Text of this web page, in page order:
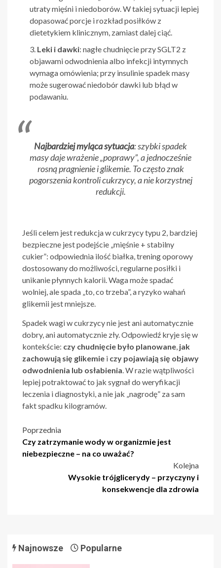
utraty mięśni i niedoborów. W takiej sytuacji lepiej
dopasować porcje i rozkład posiłków z
dietetykiem klinicznym, zamiast dalej ciąć.
Leki i dawki: nagłe chudnięcie przy SGLT2 z
objawami odwodnienia albo infekcji intymnych
wymaga omówienia; przy insulinie spadek masy
może sugerować niedobór dawki lub błąd w
podawaniu.
Najbardziej myląca sytuacja: szybki spadek
masy daje wrażenie „poprawy”, a jednocześnie
rosną pragnienie i glikemie. To często znak
pogorszenia kontroli cukrzycy, a nie korzystnej
redukcji.
Jeśli celem jest redukcja w cukrzycy typu 2, bardziej
bezpieczne jest podejście „mięśnie + stabilny
cukier”: odpowiednia ilość białka, trening oporowy
dostosowany do możliwości, regularne posiłki i
unikanie płynnych kalorii. Waga może spadać
wolniej, ale spada „to, co trzeba”, a ryzyko wahań
glikemii jest mniejsze.
Spadek wagi w cukrzycy nie jest ani automatycznie
dobry, ani automatycznie zły. Odpowiedź kryje się w
kontekście: czy chudnięcie było planowane, jak
zachowują się glikemie i czy pojawiają się objawy
odwodnienia lub osłabienia. W razie wątpliwości
lepiej potraktować to jak sygnał do weryfikacji
leczenia i diagnostyki, a nie jak „nagrodę” za sam
fakt spadku kilogramów.
Nawigacja
wpisu
Poprzednia
Czy zatrzymanie wody w organizmie jest
niebezpieczne – na co uważać?
Kolejna
Wysokie trójglicerydy – przyczyny i
konsekwencje dla zdrowia
Najnowsze Popularne